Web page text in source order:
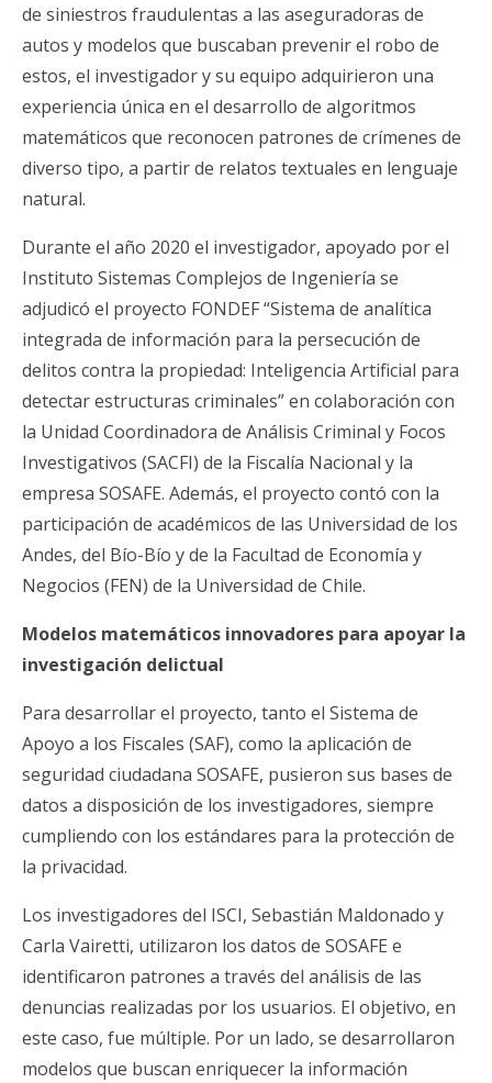
de siniestros fraudulentas a las aseguradoras de
autos y modelos que buscaban prevenir el robo de
estos, el investigador y su equipo adquirieron una
experiencia única en el desarrollo de algoritmos
matemáticos que reconocen patrones de crímenes de
diverso tipo, a partir de relatos textuales en lenguaje
natural.
Durante el año 2020 el investigador, apoyado por el
Instituto Sistemas Complejos de Ingeniería se
adjudicó el proyecto FONDEF “Sistema de analítica
integrada de información para la persecución de
delitos contra la propiedad: Inteligencia Artificial para
detectar estructuras criminales” en colaboración con
la Unidad Coordinadora de Análisis Criminal y Focos
Investigativos (SACFI) de la Fiscalía Nacional y la
empresa SOSAFE. Además, el proyecto contó con la
participación de académicos de las Universidad de los
Andes, del Bío-Bío y de la Facultad de Economía y
Negocios (FEN) de la Universidad de Chile.
Modelos matemáticos innovadores para apoyar la
investigación delictual
Para desarrollar el proyecto, tanto el Sistema de
Apoyo a los Fiscales (SAF), como la aplicación de
seguridad ciudadana SOSAFE, pusieron sus bases de
datos a disposición de los investigadores, siempre
cumpliendo con los estándares para la protección de
la privacidad.
Los investigadores del ISCI, Sebastián Maldonado y
Carla Vairetti, utilizaron los datos de SOSAFE e
identificaron patrones a través del análisis de las
denuncias realizadas por los usuarios. El objetivo, en
este caso, fue múltiple. Por un lado, se desarrollaron
modelos que buscan enriquecer la información